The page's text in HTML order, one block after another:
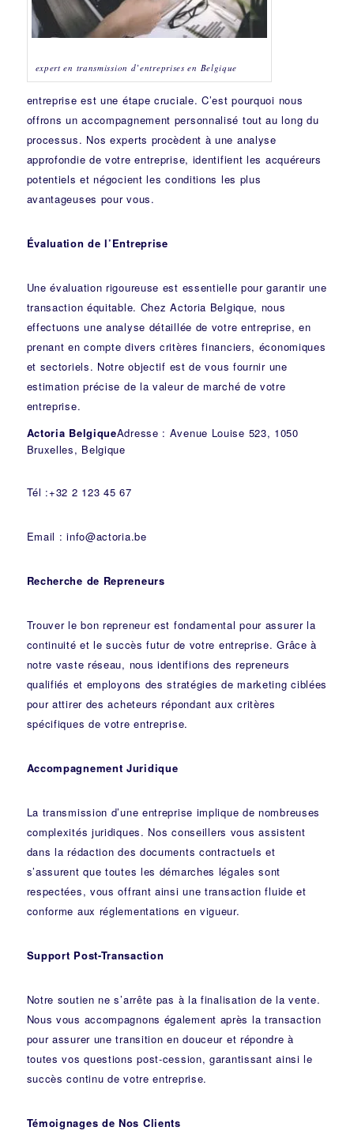
expert en transmission d’entreprises en Belgique
entreprise est une étape cruciale. C’est pourquoi nous
offrons un accompagnement personnalisé tout au long du
processus. Nos experts procèdent à une analyse
approfondie de votre entreprise, identifient les acquéreurs
potentiels et négocient les conditions les plus
avantageuses pour vous.
Évaluation de l’Entreprise
Une évaluation rigoureuse est essentielle pour garantir une
transaction équitable. Chez Actoria Belgique, nous
effectuons une analyse détaillée de votre entreprise, en
prenant en compte divers critères financiers, économiques
et sectoriels. Notre objectif est de vous fournir une
estimation précise de la valeur de marché de votre
entreprise.
Actoria BelgiqueAdresse : Avenue Louise 523, 1050
Bruxelles, Belgique
Tél :+32 2 123 45 67
Email : info@actoria.be
Recherche de Repreneurs
Trouver le bon repreneur est fondamental pour assurer la
continuité et le succès futur de votre entreprise. Grâce à
notre vaste réseau, nous identifions des repreneurs
qualifiés et employons des stratégies de marketing ciblées
pour attirer des acheteurs répondant aux critères
spécifiques de votre entreprise.
Accompagnement Juridique
La transmission d’une entreprise implique de nombreuses
complexités juridiques. Nosconseillers vous assistent
dans la rédaction des documents contractuels et
s’assurent que toutes les démarches légales sont
respectées, vous offrant ainsi une transaction fluide et
conforme aux réglementations en vigueur.
Support Post-Transaction
Notre soutien ne s’arrête pas à la finalisation de la vente.
Nous vous accompagnons également après la transaction
pour assurer une transition en douceur et répondre à
toutes vos questions post-cession, garantissant ainsi le
succès continu de votre entreprise.
Témoignages de Nos Clients